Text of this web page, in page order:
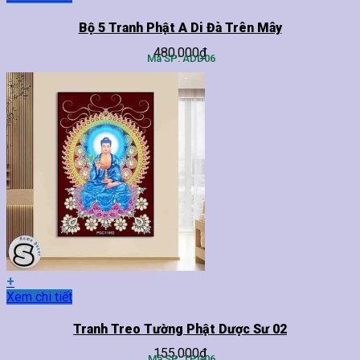
biến
thể.
Các
tùy
chọn
có
thể
được
chọn
trên
sản
phẩm
Bộ 5 Tranh Phật A Di Đà Trên Mây
480,000₫
Mã SP: ADD06
+
Sản
Xem chi tiết
Tranh Treo Tường Phật Dược Sư 02
155,000₫